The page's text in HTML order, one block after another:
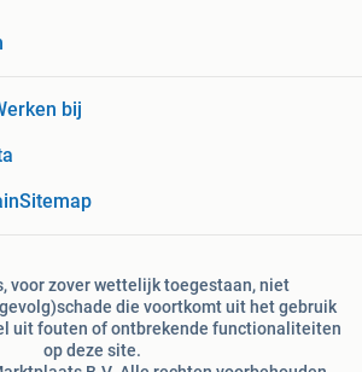
bij
Sitemap
voor zover wettelijk toegestaan, niet
die voortkomt uit het gebruik
uit fouten of ontbrekende functionaliteiten
op deze site.